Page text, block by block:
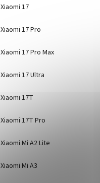
Xiaomi 17
Xiaomi 17 Pro
Xiaomi 17 Pro Max
Xiaomi 17 Ultra
Xiaomi 17T
Xiaomi 17T Pro
Xiaomi Mi A2 Lite
Xiaomi Mi A3